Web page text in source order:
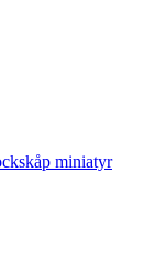
miniatyr